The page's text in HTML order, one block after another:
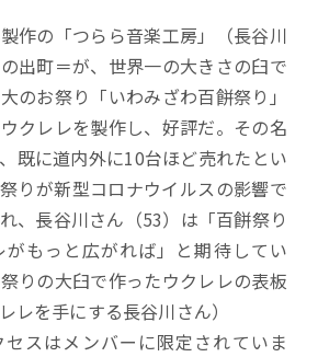
作の「つらら音楽工房」（長谷川
出町＝が、世界一の大きさの臼で
のお祭り「いわみざわ百餅祭り」
クレレを製作し、好評だ。その名
既に道内外に10台ほど売れたとい
りが新型コロナウイルスの影響で
、長谷川さん（53）は「百餅祭り
がもっと広がれば」と期待してい
りの大臼で作ったウクレレの表板
レを手にする長谷川さん）
セスはメンバーに限定されていま